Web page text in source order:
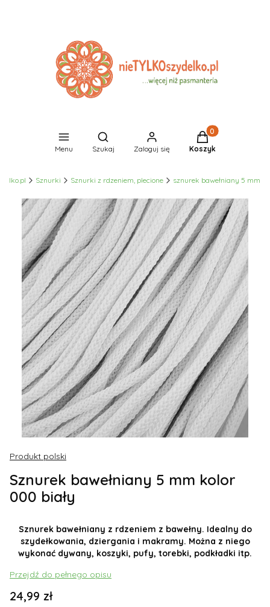
Menu
Otwórz wyszukiwarkę
Szukaj Zaloguj się
Produkty w
Koszyk
Sznurki Sznurki z rdzeniem, plecione sznurek bawełniany 5 mm
Produkt polski
Sznurek bawełniany 5 mm kolor
000 biały
Sznurek bawełniany z rdzeniem z bawełny. Idealny do
szydełkowania, dziergania i makramy. Można z niego
wykonać dywany, koszyki, pufy, torebki, podkładki itp.
Przejdź do pełnego opisu
Cena
24,99 zł